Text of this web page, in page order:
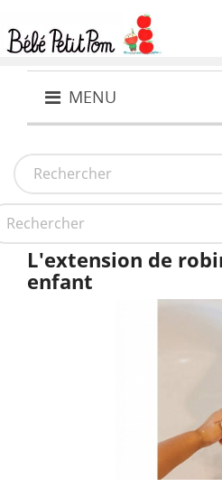
MENU
L'extension de
enfant